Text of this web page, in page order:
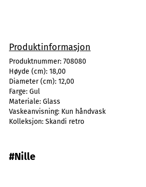
Produktinformasjon
Produktnummer: 708080
Høyde (cm): 18,00
Diameter (cm): 12,00
Farge: Gul
Materiale: Glass
Vaskeanvisning: Kun håndvask
Kolleksjon: Skandi retro
#Nille